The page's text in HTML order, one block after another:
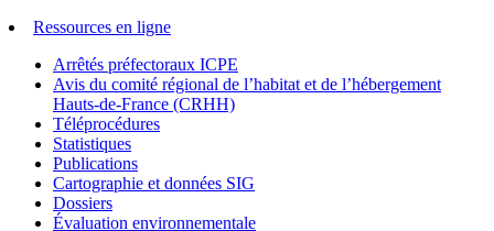
Ressources en ligne
Arrêtés préfectoraux ICPE
Avis du comité régional de l’habitat et de l’hébergement
Hauts-de-France (CRHH)
Téléprocédures
Statistiques
Publications
Cartographie et données SIG
Dossiers
Évaluation environnementale